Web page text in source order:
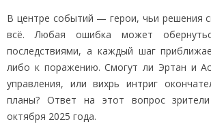
В центре событий — герои, чьи решения
всё. Любая ошибка может
последствиями, а каждый шаг
либо к поражению. Смогут ли Эртан и
управления, или вихрь интриг
планы? Ответ на этот вопрос
октября 2025 года.